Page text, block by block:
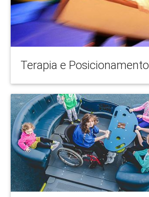
Terapia e Posicionamento